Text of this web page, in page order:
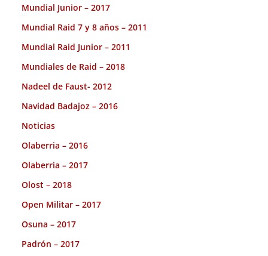
Mundial Junior – 2017
Mundial Raid 7 y 8 años – 2011
Mundial Raid Junior – 2011
Mundiales de Raid – 2018
Nadeel de Faust- 2012
Navidad Badajoz – 2016
Noticias
Olaberria – 2016
Olaberria – 2017
Olost – 2018
Open Militar – 2017
Osuna – 2017
Padrón – 2017